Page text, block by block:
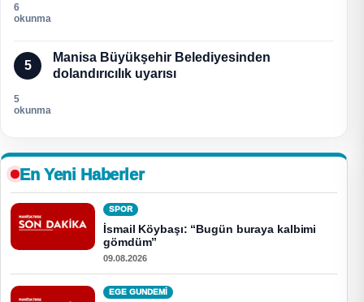
6
okunma
5
Manisa Büyükşehir Belediyesinden
dolandırıcılık uyarısı
5
okunma
En Yeni Haberler
SPOR
İsmail Köybaşı: “Bugün buraya kalbimi
gömdüm”
09.08.2026
EGE GUNDEMİ